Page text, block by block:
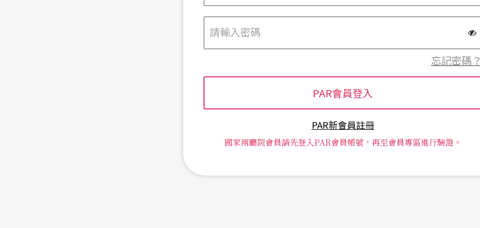
忘記密碼？
PAR新會員註冊
國家兩廳院會員請先登入PAR會員帳號，再至會員專區進行驗證。